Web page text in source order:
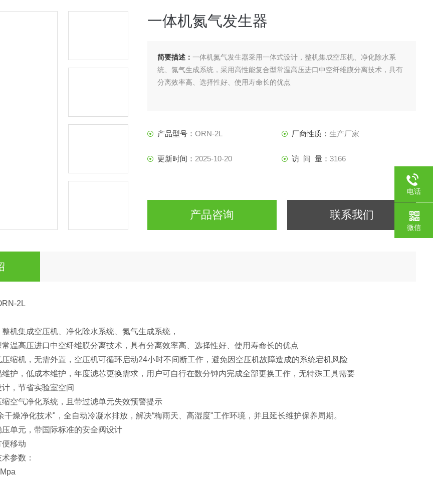
一体机氮气发生器
简要描述：一体机氮气发生器采用一体式设计，整机集成空压机、净化除水系
统、氮气生成系统，采用高性能复合型常温高压进口中空纤维膜分离技术，具有
分离效率高、选择性好、使用寿命长的优点
产品型号：ORN-2L 厂商性质：生产厂家
更新时间： 2025-10-20 访 问 量：3166
产品咨询 联系我们
2L
机集成空压机、净化除水系统、氮气生成系统，
温高压进口中空纤维膜分离技术，具有分离效率高、选择性好、使用寿命长的优点
缩机，无需外置，空压机可循环启动24小时不间断工作，避免因空压机故障造成的系统宕机风险
护，低成本维护，年度滤芯更换需求，用户可自行在数分钟内完成全部更换工作，无特殊工具需要
，节省实验室空间
空气净化系统，且带过滤单元失效预警提示
燥净化技术"，全自动冷凝水排放，解决“梅雨天、高湿度"工作环境，并且延长维护保养周期。
单元，带国际标准的安全阀设计
移动
参数：
电话
微信